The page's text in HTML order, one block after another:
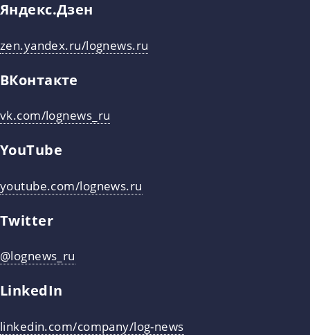
Яндекс.Дзен
zen.yandex.ru/lognews.ru
ВКонтакте
vk.com/lognews_ru
YouTube
youtube.com/lognews.ru
Twitter
@lognews_ru
LinkedIn
linkedin.com/company/log-news